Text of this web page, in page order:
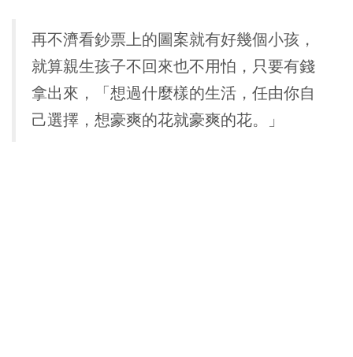
再不濟看鈔票上的圖案就有好幾個小孩，
就算親生孩子不回來也不用怕，只要有錢
拿出來，「想過什麼樣的生活，任由你自
己選擇，想豪爽的花就豪爽的花。」